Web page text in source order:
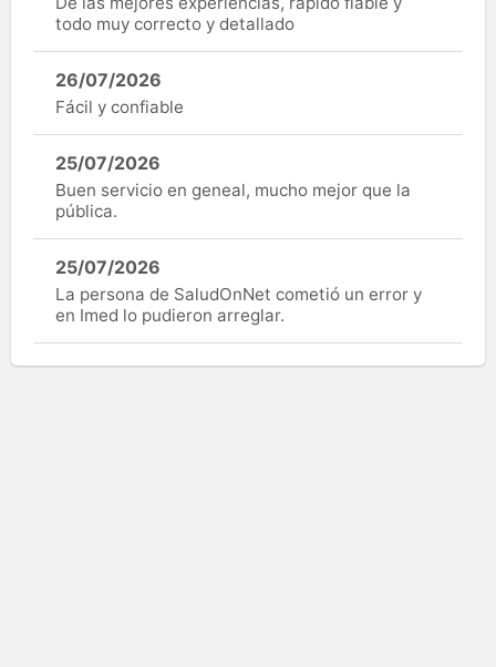
todo muy correcto y detallado
26/07/2026
Fácil y confiable
25/07/2026
Buen servicio en geneal, mucho mejor que la
pública.
25/07/2026
La persona de SaludOnNet cometió un error y
en Imed lo pudieron arreglar.